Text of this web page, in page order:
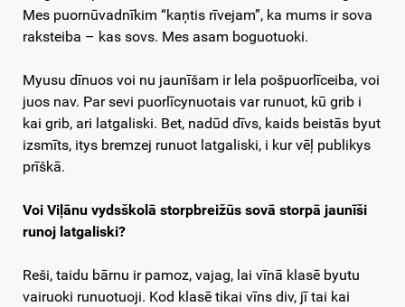
Mes puornūvadnīkim “kaņtis rīvejam”, ka mums ir sova
raksteiba – kas sovs. Mes asam boguotuoki.
Myusu dīnuos voi nu jaunīšam ir lela pošpuorlīceiba, voi
juos nav. Par sevi puorlīcynuotais var runuot, kū grib i
kai grib, ari latgaliski. Bet, nadūd dīvs, kaids beistās byut
izsmīts, itys bremzej runuot latgaliski, i kur vēļ publikys
prīškā.
Voi Viļānu vydsškolā storpbreižūs sovā storpā jaunīši
runoj latgaliski?
Reši, taidu bārnu ir pamoz, vajag, lai vīnā klasē byutu
vairuoki runuotuoji. Kod klasē tikai vīns div, jī tai kai